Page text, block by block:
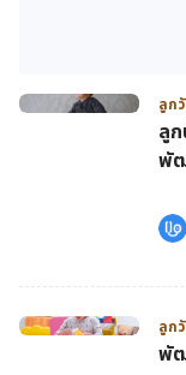
ลูก
ลูก
พัฒ
ลูก
พัฒ